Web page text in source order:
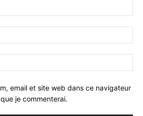
email et site web dans ce navigateur
je commenterai.